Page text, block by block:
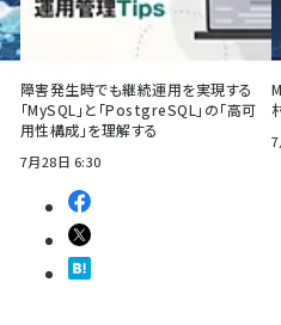
障害発生時でも継続運用を実現する
「MySQL」と「PostgreSQL」の「高可
用性構成」を理解する
7月28日 6:30